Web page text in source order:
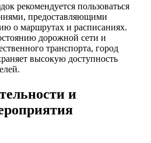
рекомендуется пользоваться
предоставляющими
о маршрутах и расписаниях.
дорожной сети и
транспорта, город
высокую доступность
и